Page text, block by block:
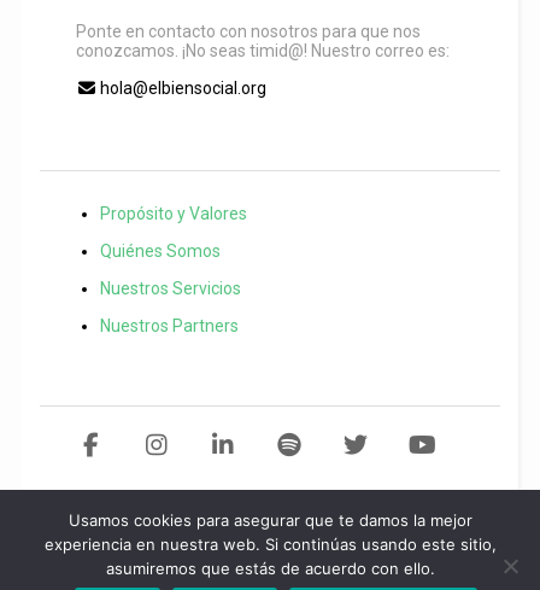
Ponte en contacto con nosotros para que nos
conozcamos. ¡No seas timid@! Nuestro correo es:
hola@elbiensocial.org
Propósito y Valores
Quiénes Somos
Nuestros Servicios
Nuestros Partners
Copyright 2021 El Bien Social. Todos los derechos reservadosDesarollo
Startidea.Política de privacidad/ Aviso legal/Política de
Usamos cookies para asegurar que te damos la mejor
experiencia en nuestra web. Si continúas usando este sitio,
asumiremos que estás de acuerdo con ello.